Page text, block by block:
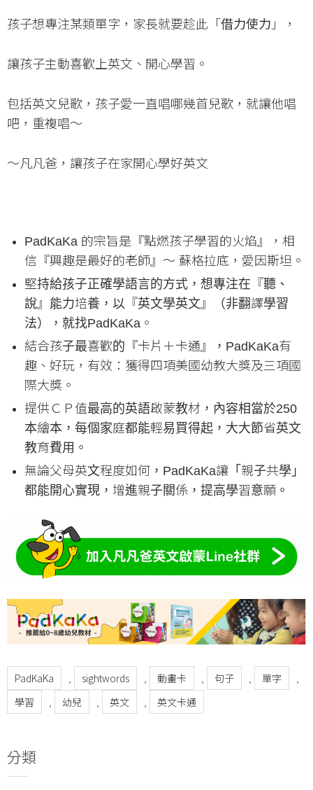
孩子想專注某類單字，家長就要趁此「借力使力 」，
讓孩子主動喜歡上英文、開心學習。
包括英文兒歌，孩子愛一直唱哪幾首兒歌，就讓他唱
吧，重複唱～
～凡凡爸，讓孩子在家開心學好英文
PadKaKa 的宗旨是『點燃孩子學習的火焰』，相
信『興趣是最好的老師』～ 蘇格拉底，愛因斯坦。
堅持給孩子正確學語言的方式，想專注在『聽、
說』能力培養，以『英文學英文』（非翻譯學習
法），就找PadKaKa。
結合孩子最喜歡的『卡片＋卡通』，PadKaKa有
趣、好玩，有效：獲得四項美國幼教大獎及三項國
際大獎。
提供ＣＰ值最高的英語啟蒙教材，內容相當於250
本繪本，每個家庭都能輕易買得起，大大節省英文
教育費用。
無論父母英文程度如何，PadKaKa讓「親子共學」
都能開心實現，增進親子關係，提高學習意願。
PadKaKa sightwords 動畫卡 句子 單字
學習 幼兒 英文 英文卡通
分類